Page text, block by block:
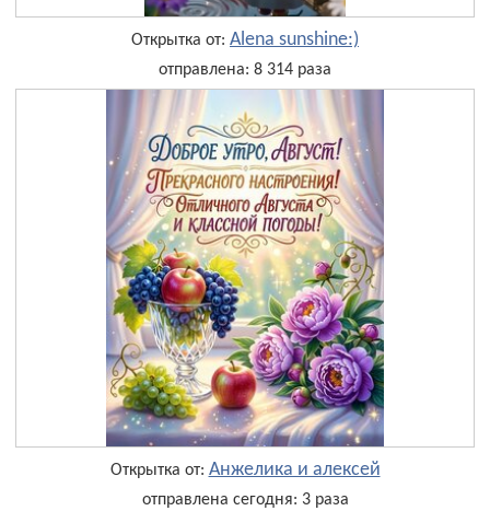
Открытка от: Alena sunshine:)
отправлена: 8 314 раза
Открытка от: Анжелика и алексей
отправлена сегодня: 3 раза